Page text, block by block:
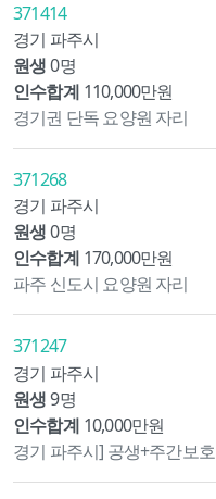
371414
경기 파주시
원생 0명
인수합계 110,000만원
경기권 단독 요양원 자리
371268
경기 파주시
원생 0명
인수합계 170,000만원
파주 신도시 요양원 자리
371247
경기 파주시
원생 9명
인수합계 10,000만원
경기 파주시] 공생+주간보호